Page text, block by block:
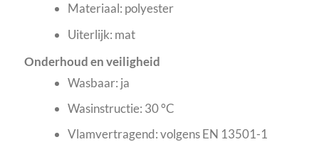
Materiaal: polyester
Uiterlijk: mat
Onderhoud en veiligheid
Wasbaar: ja
Wasinstructie: 30 °C
Vlamvertragend: volgens EN 13501-1